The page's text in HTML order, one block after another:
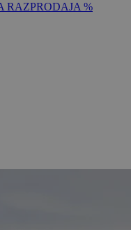
RAZPRODAJA %